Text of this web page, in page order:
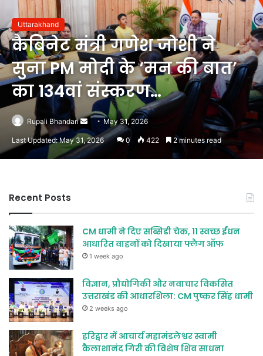
Uttarakhand
कैबिनेट मंत्री गणेश जोशी ने
सुना PM मोदी के ‘मन की बात’
का 134वां संस्करण…
Rupali Bhandari
Send
an
email
May 31, 2026
Last Updated: May 31, 2026 0 422 2 minutes read
Recent Posts
CM धामी ने दिए सब्सिडी चेक, 11 स्वच्छ ईंधन
आधारित वाहनों को दिखाया फ्लैग ऑफ
1 week ago
विज्ञान, प्रौद्योगिकी और नवाचार विकसित
उत्तराखंड की आधारशिला: CM पुष्कर सिंह धामी
2 weeks ago
हरिद्वार में आचार्य महामंडलेश्वर स्वामी
कैलाशानंद गिरी की विशेष शिव साधना